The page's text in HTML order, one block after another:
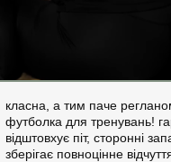
класна, а тим паче
футболка для тренувань!
відштовхує піт, сторонні
зберігає повноцінне відчуття